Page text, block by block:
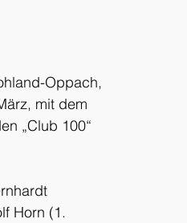
Oppach,
mit dem
„Club 100“
Horn (1.